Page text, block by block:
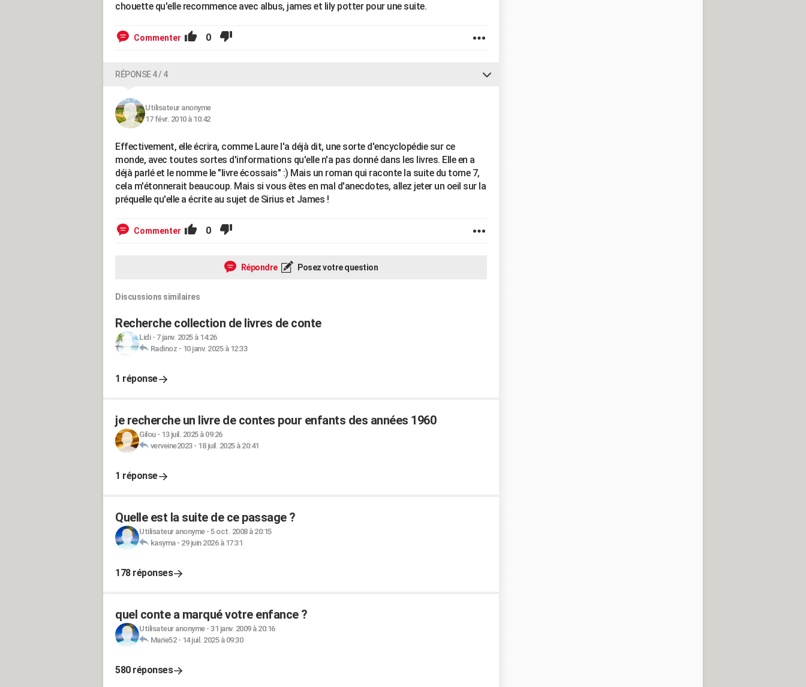
chouette qu'elle recommence avec albus, james et lily potter pour une suite.
Commenter 0
RÉPONSE 4 / 4
Utilisateur anonyme
17 févr. 2010 à 10:42
Effectivement, elle écrira, comme Laure l'a déjà dit, une sorte d'encyclopédie sur ce
monde, avec toutes sortes d'informations qu'elle n'a pas donné dans les livres. Elle en a
déjà parlé et le nomme le "livre écossais" :) Mais un roman qui raconte la suite du tome 7,
cela m'étonnerait beaucoup. Mais si vous êtes en mal d'anecdotes, allez jeter un oeil sur la
préquelle qu'elle a écrite au sujet de Sirius et James !
Commenter 0
Répondre Posez votre question
Discussions similaires
Recherche collection de livres de conte
Lidi- 7 janv. 2025 à 14:26
Radinoz - 10 janv. 2025 à 12:33
1 réponse
je recherche un livre de contes pour enfants des années 1960
Gilou- 13 juil. 2025 à 09:26
verveine2023- 18 juil. 2025 à 20:41
1 réponse
Quelle est la suite de ce passage ?
Utilisateur anonyme- 5 oct. 2008 à 20:15
kasyma- 29 juin 2026 à 17:31
178 réponses
quel conte a marqué votre enfance ?
Utilisateur anonyme- 31 janv. 2009 à 20:16
Marie52- 14 juil. 2025 à 09:30
580 réponses